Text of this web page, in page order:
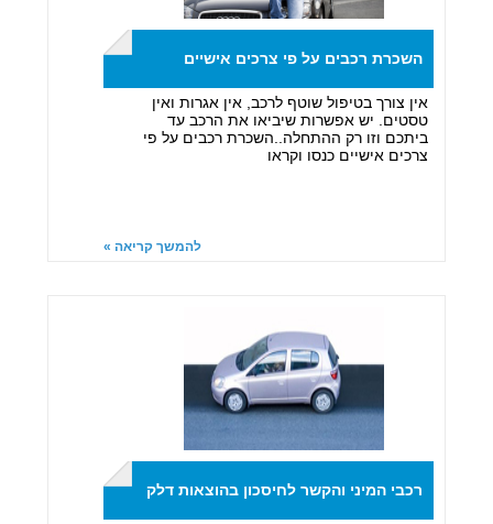
השכרת רכבים על פי צרכים אישיים
אין צורך בטיפול שוטף לרכב, אין אגרות ואין
טסטים. יש אפשרות שיביאו את הרכב עד
ביתכם וזו רק ההתחלה..השכרת רכבים על פי
צרכים אישיים כנסו וקראו
להמשך קריאה »
רכבי המיני והקשר לחיסכון בהוצאות דלק